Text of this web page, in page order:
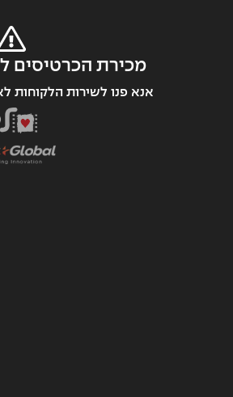
מכירת הכרטיסים
אנא פנו לשירות הלקוחות